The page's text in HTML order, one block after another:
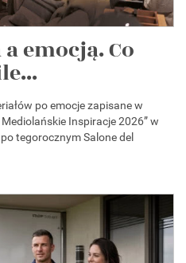
emocją. Co
po emocje zapisane w
Inspiracje 2026” w
po tegorocznym Salone del